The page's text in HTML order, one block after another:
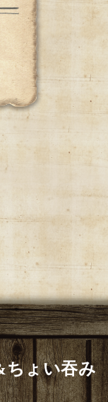
ちょい吞み